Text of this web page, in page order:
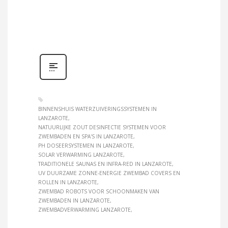
BINNENSHUIS WATERZUIVERINGSSYSTEMEN IN
LANZAROTE
NATUURLIJKE ZOUT DESINFECTIE SYSTEMEN VOOR
ZWEMBADEN EN SPA'S IN LANZAROTE
PH DOSEERSYSTEMEN IN LANZAROTE
SOLAR VERWARMING LANZAROTE
TRADITIONELE SAUNAS EN INFRA-RED IN LANZAROTE
UV DUURZAME ZONNE-ENERGIE ZWEMBAD COVERS EN
ROLLEN IN LANZAROTE
ZWEMBAD ROBOTS VOOR SCHOONMAKEN VAN
ZWEMBADEN IN LANZAROTE
ZWEMBADVERWARMING LANZAROTE